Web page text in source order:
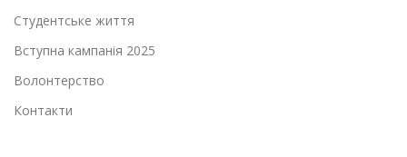
Студентське життя
Вступна кампанія 2025
Волонтерство
Контакти